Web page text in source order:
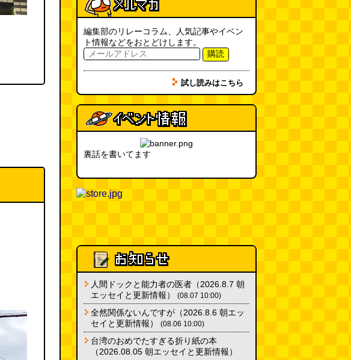
編集部のリレーコラム、人気記事やイベン
ト情報などをおとどけします。
購読
試し読みはこちら
裏話を書いてます
人間ドックと能力者の医者（2026.8.7 朝
エッセイと更新情報）
(08.07 10:00)
全然関係ないんですが（2026.8.6 朝エッ
セイと更新情報）
(08.06 10:00)
台湾のおめでたすぎる折り紙の本
（2026.08.05 朝エッセイと更新情報）